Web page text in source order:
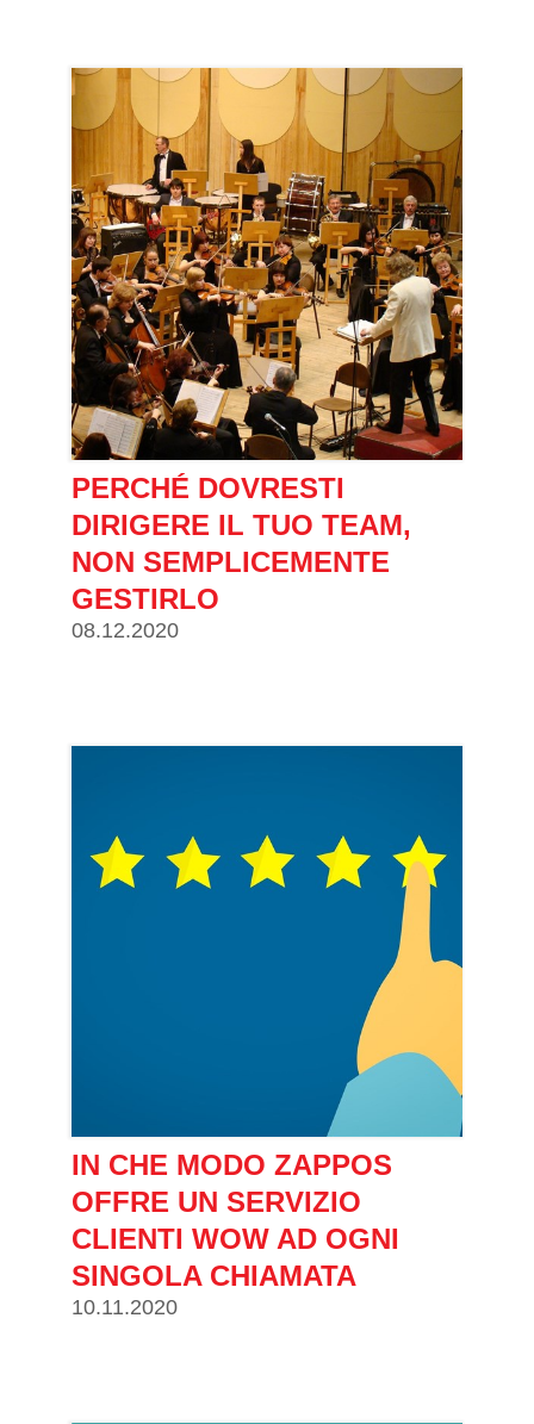
PERCHÉ DOVRESTI
DIRIGERE IL TUO TEAM,
NON SEMPLICEMENTE
GESTIRLO
08.12.2020
IN CHE MODO ZAPPOS
OFFRE UN SERVIZIO
CLIENTI WOW AD OGNI
SINGOLA CHIAMATA
10.11.2020